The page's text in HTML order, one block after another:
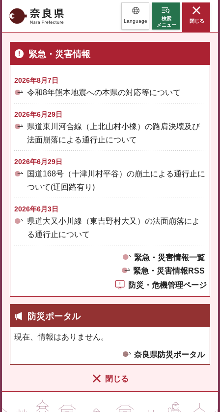
奈良県 Language
検索
メニュー
閉じる
緊急・災害情報
2026年8月7日
令和8年熊本地震への本県の対応等について
2026年6月29日
県道東川河合線（上北山村小橡）の路肩決壊及び
法面崩落による通行止について
2026年6月29日
国道168号（十津川村平谷）の崩土による通行止に
ついて(迂回路有り)
2026年6月3日
県道大又小川線（東吉野村大又）の法面崩落によ
る通行止について
緊急・災害情報一覧
緊急・災害情報RSS
防災・危機管理ページ
防災ポータル
現在、情報はありません。
奈良県防災ポータル
閉じる